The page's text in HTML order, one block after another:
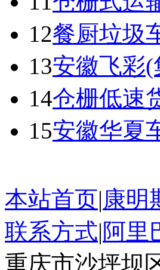
12餐厨垃圾
13安徽飞彩
14仓栅低速
15安徽华夏
本站首页|康明
联系方式|阿里
重庆市沙坪坝